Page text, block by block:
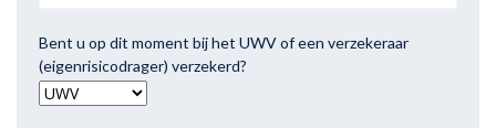
Bent u op dit moment bij het UWV of een verzekeraar
(eigenrisicodrager) verzekerd?